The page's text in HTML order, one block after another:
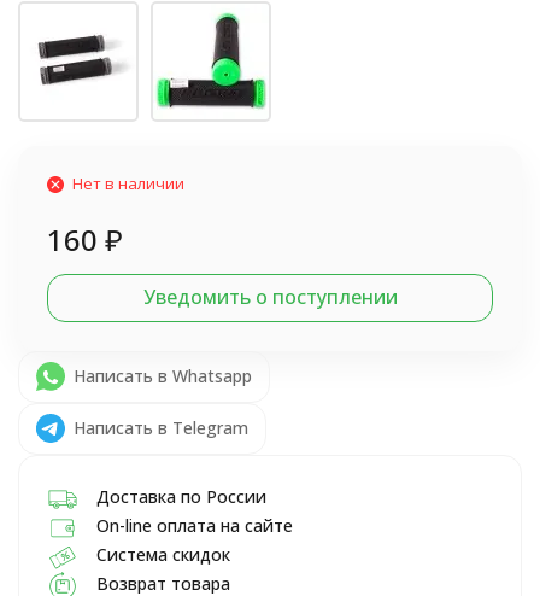
Нет в наличии
160 ₽
Уведомить о поступлении
Написать в Whatsapp
Написать в Telegram
Доставка по России
On-line оплата на сайте
Система скидок
Возврат товара